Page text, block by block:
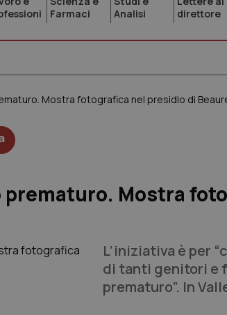
Farmaci
Analisi
direttore
Mostra fotografica nel presidio di
Mostra
L’iniziativa è per
di tanti genitori e
prematuro”. In